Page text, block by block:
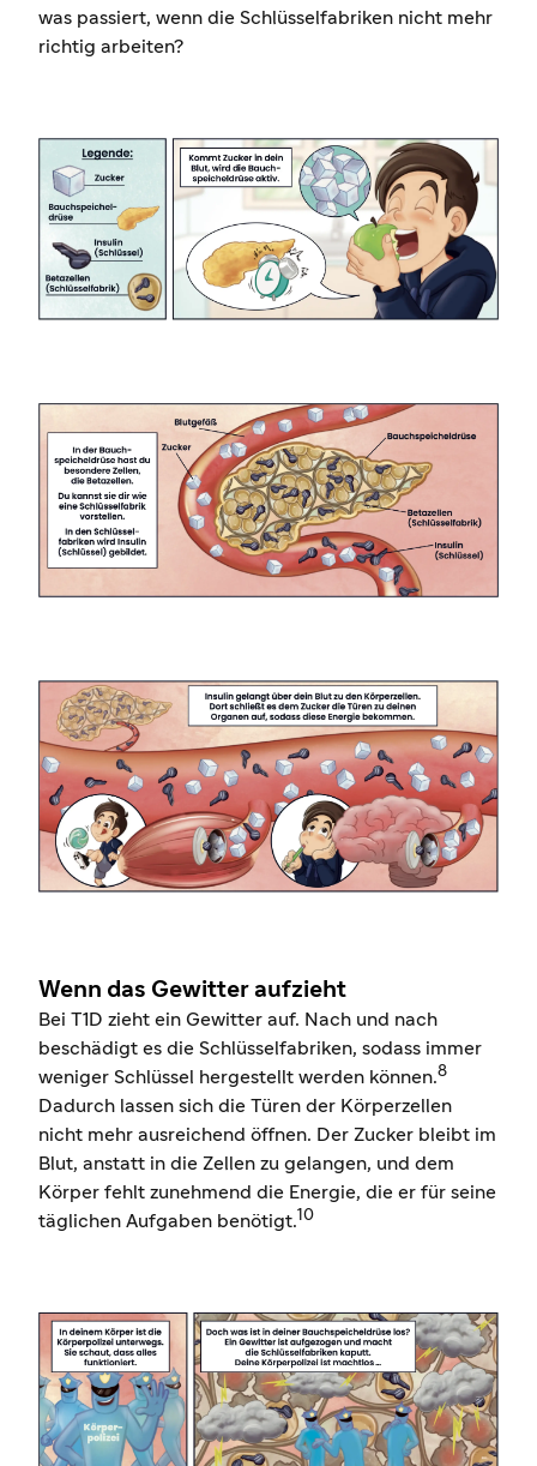
was passiert, wenn die Schlüsselfabriken nicht mehr
richtig arbeiten?
Wenn das Gewitter aufzieht
Bei T1D zieht ein Gewitter auf. Nach und nach
beschädigt es die Schlüsselfabriken, sodass immer
weniger Schlüssel hergestellt werden können.8
Dadurch lassen sich die Türen der Körperzellen
nicht mehr ausreichend öffnen. Der Zucker bleibt im
Blut, anstatt in die Zellen zu gelangen, und dem
Körper fehlt zunehmend die Energie, die er für seine
täglichen Aufgaben benötigt.10